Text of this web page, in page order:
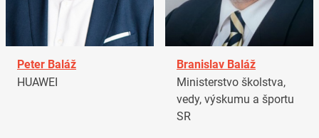
Peter Baláž
HUAWEI
Branislav Baláž
Ministerstvo školstva,
vedy, výskumu a športu
SR